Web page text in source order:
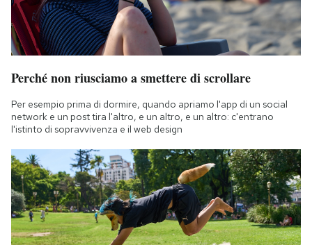
Perché non riusciamo a smettere di scrollare
Per esempio prima di dormire, quando apriamo l'app di un social
network e un post tira l'altro, e un altro, e un altro: c'entrano
l'istinto di sopravvivenza e il web design